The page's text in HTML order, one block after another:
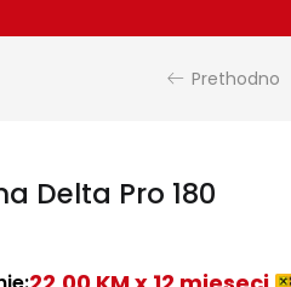
Prethodno
Delta Pro 180